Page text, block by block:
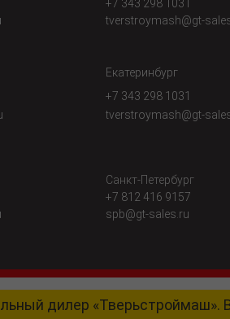
+7 343 298 1031
tverstroymash@gt-
Екатеринбург
+7 343 298 1031
tverstroymash@gt-
Санкт-Петербург
+7 812 416 9157
spb@gt-sales.ru
дилер